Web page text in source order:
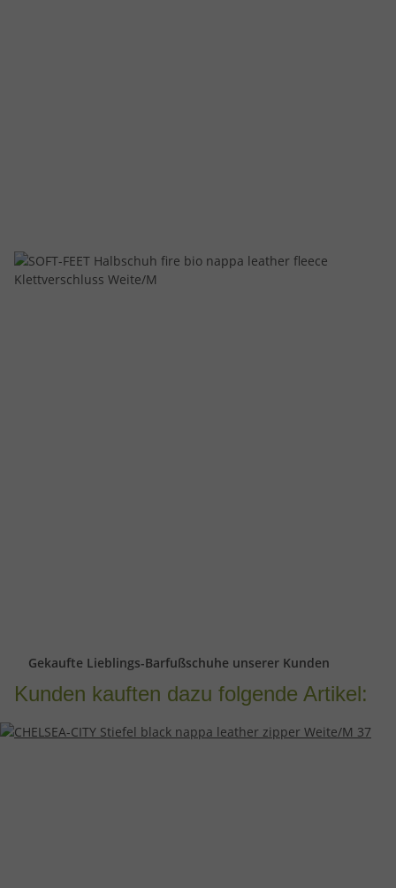
Gekaufte Lieblings-Barfußschuhe unserer Kunden
Kunden kauften dazu folgende Artikel: